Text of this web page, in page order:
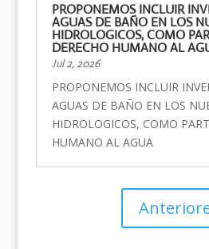
PROPONEMOS INCLUIR
AGUAS DE BAÑO EN LOS
HIDROLOGICOS, COMO
DERECHO HUMANO AL
Jul 2, 2026
PROPONEMOS INCLUIR
AGUAS DE BAÑO EN LOS
HIDROLOGICOS, COMO
HUMANO AL AGUA